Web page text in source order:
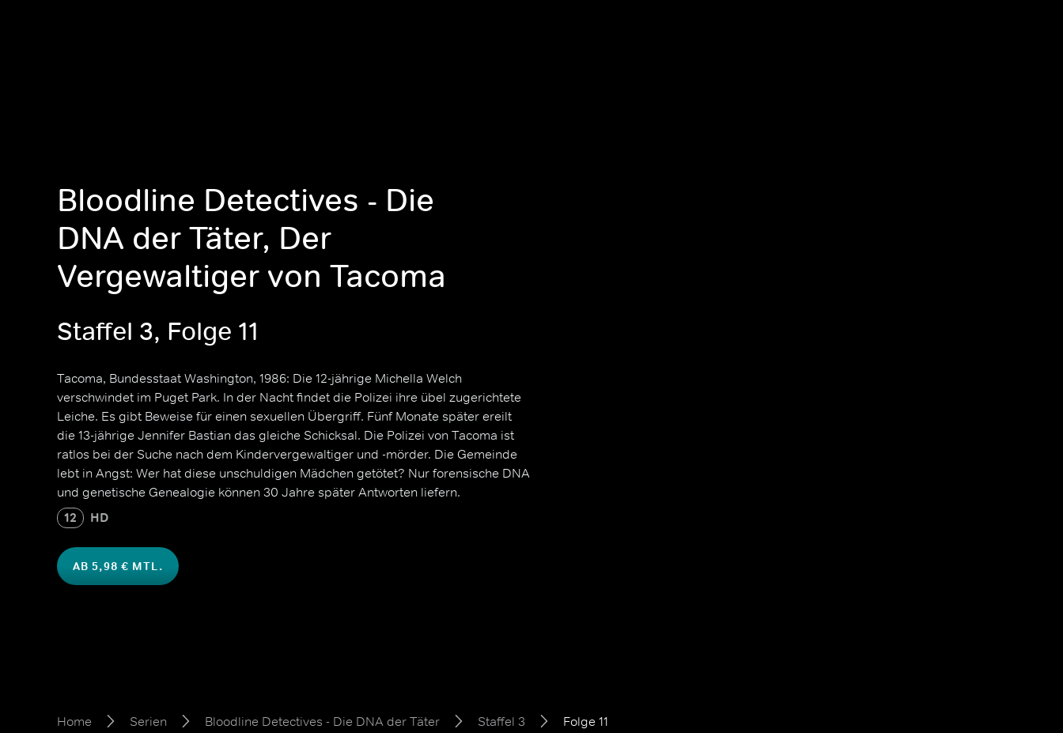
Bloodline Detectives - Die
DNA der Täter, Der
Vergewaltiger von Tacoma
Staffel 3, Folge 11
Tacoma, Bundesstaat Washington, 1986: Die 12-jährige Michella Welch
verschwindet im Puget Park. In der Nacht findet die Polizei ihre übel zugerichtete
Leiche. Es gibt Beweise für einen sexuellen Übergriff. Fünf Monate später ereilt
die 13-jährige Jennifer Bastian das gleiche Schicksal. Die Polizei von Tacoma ist
ratlos bei der Suche nach dem Kindervergewaltiger und -mörder. Die Gemeinde
lebt in Angst: Wer hat diese unschuldigen Mädchen getötet? Nur forensische DNA
und genetische Genealogie können 30 Jahre später Antworten liefern.
12 HD
AB 5,98 € MTL.
Home Serien Bloodline Detectives - Die DNA der Täter Staffel 3 Folge 11